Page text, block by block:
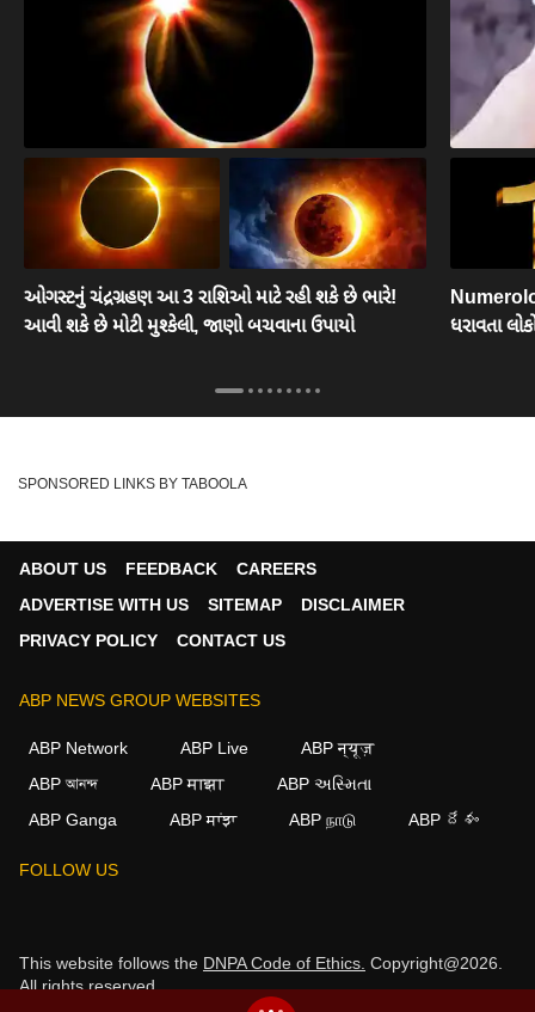
ઓગસ્ટનું ચંદ્રગ્રહણ આ 3 રાશિઓ માટે રહી શકે છે ભારે!
આવી શકે છે મોટી મુશ્કેલી, જાણો બચવાના ઉપાયો
ધરાવતા
SPONSORED LINKS BY TABOOLA
ABOUT US FEEDBACK
CAREERS
ADVERTISE WITH US
SITEMAP
DISCLAIMER
PRIVACY POLICY
CONTACT US
ABP NEWS GROUP WEBSITES
ABP Network ABP Live
ABP न्यूज़
ABP আনন্দ
ABP माझा
ABP અસ્મિતા
ABP Ganga
ABP ਸਾਂਝਾ ABP நாடு ABP దేశం
FOLLOW US
This website follows the DNPA Code of Ethics. Copyright@2026.
All rights reserved.